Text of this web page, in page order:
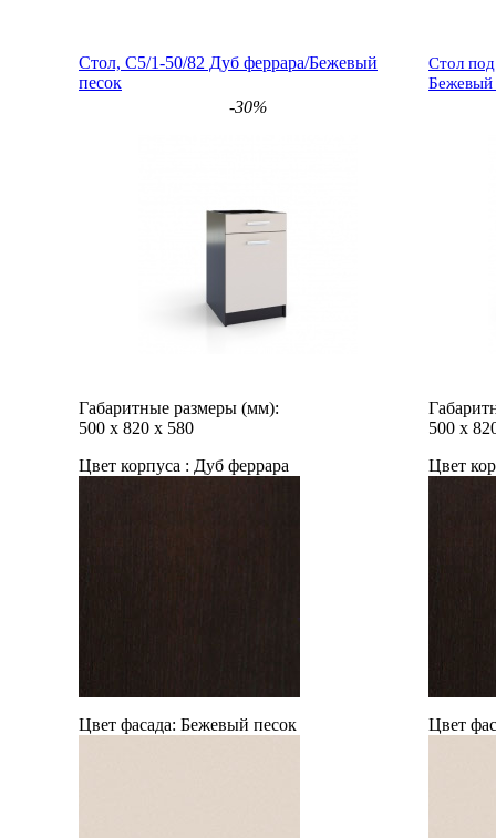
Стол, С5/1-50/82 Дуб феррара/Бежевый
песок
-30%
Габаритные размеры (мм):
500 х 820 х 580
Цвет корпуса : Дуб феррара
Цвет фасада: Бежевый песок
Стол
Бежевый
500 х
Цвет
Цвет